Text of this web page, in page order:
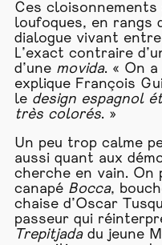
Ces cloisonnements
loufoques, en rangs
dialogue vivant entre
L’exact contraire
d’une movida. « On
explique François
le design espagnol
très colorés. »
Un peu trop calme
aussi quant aux
cherche en vain. On
canapé Bocca,
chaise d’Oscar
passeur qui
Trepitjadadu jeune